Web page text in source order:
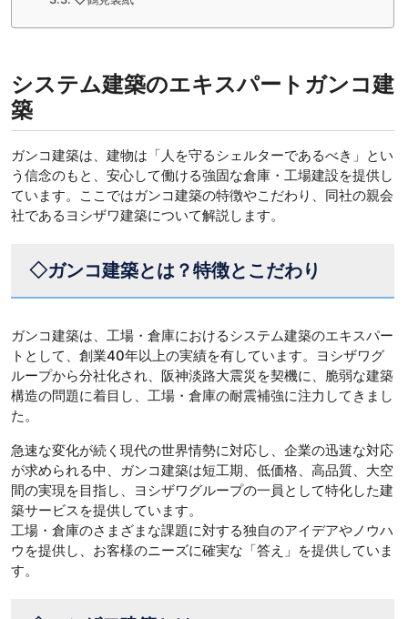
システム建築のエキスパートガンコ建
築
ガンコ建築は、建物は「人を守るシェルターであるべき」とい
う信念のもと、安心して働ける強固な倉庫・工場建設を提供し
ています。ここではガンコ建築の特徴やこだわり、同社の親会
社であるヨシザワ建築について解説します。
◇ガンコ建築とは？特徴とこだわり
ガンコ建築は、工場・倉庫におけるシステム建築のエキスパー
トとして、創業40年以上の実績を有しています。ヨシザワグ
ループから分社化され、阪神淡路大震災を契機に、脆弱な建築
構造の問題に着目し、工場・倉庫の耐震補強に注力してきまし
た。
急速な変化が続く現代の世界情勢に対応し、企業の迅速な対応
が求められる中、ガンコ建築は短工期、低価格、高品質、大空
間の実現を目指し、ヨシザワグループの一員として特化した建
築サービスを提供しています。
工場・倉庫のさまざまな課題に対する独自のアイデアやノウハ
ウを提供し、お客様のニーズに確実な「答え」を提供していま
す。